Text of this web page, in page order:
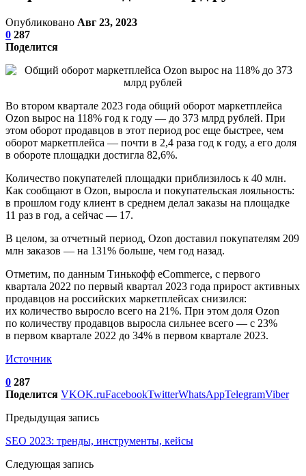
Опубликовано Авг 23, 2023
0 287
Поделится
Во втором квартале 2023 года общий оборот маркетплейса
Ozon вырос на 118% год к году — до 373 млрд рублей. При
этом оборот продавцов в этот период рос еще быстрее, чем
оборот маркетплейса — почти в 2,4 раза год к году, а его доля
в обороте площадки достигла 82,6%.
Количество покупателей площадки приблизилось к 40 млн.
Как сообщают в Ozon, выросла и покупательская лояльность:
в прошлом году клиент в среднем делал заказы на площадке
11 раз в год, а сейчас — 17.
В целом, за отчетный период, Ozon доставил покупателям 209
млн заказов — на 131% больше, чем год назад.
Отметим, по данным Тинькофф eCommerce, с первого
квартала 2022 по первый квартал 2023 года прирост активных
продавцов на российских маркетплейсах снизился:
их количество выросло всего на 21%. При этом доля Ozon
по количеству продавцов выросла сильнее всего — с 23%
в первом квартале 2022 до 34% в первом квартале 2023.
Источник
0 287
Поделится VKOK.ruFacebookTwitterWhatsAppTelegramViber
Предыдущая запись
SEO 2023: тренды, инструменты, кейсы
Следующая запись